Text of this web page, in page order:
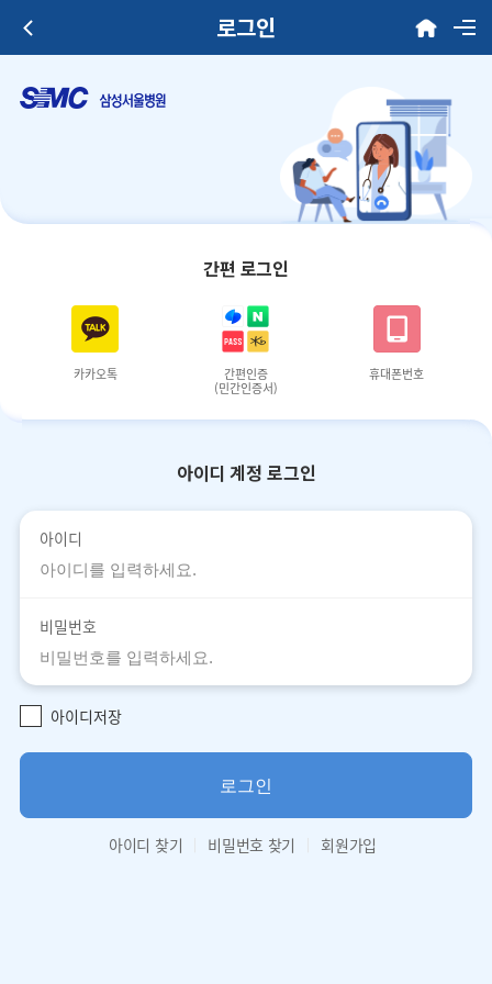
로그인
간편 로그인
카카오톡
간편인증
(민간인증서)
휴대폰번호
아이디 계정 로그인
아이디
비밀번호
아이디저장
로그인
아이디 찾기 비밀번호 찾기 회원가입